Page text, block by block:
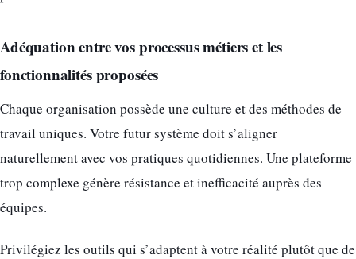
Adéquation entre vos processus métiers et les
fonctionnalités proposées
Chaque organisation possède une culture et des méthodes de
travail uniques. Votre futur système doit s’aligner
naturellement avec vos pratiques quotidiennes. Une plateforme
trop complexe génère résistance et inefficacité auprès des
équipes.
Privilégiez les outils qui s’adaptent à votre réalité plutôt que de